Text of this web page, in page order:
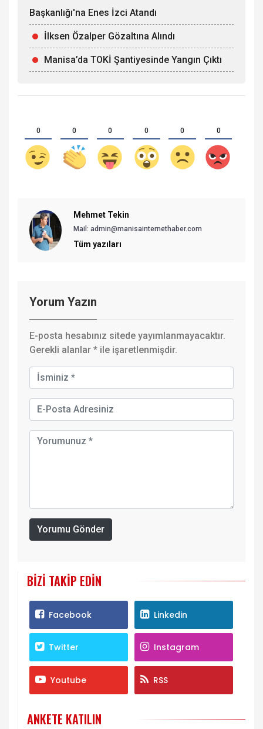
Başkanlığı'na Enes İzci Atandı
İlksen Özalper Gözaltına Alındı
Manisa’da TOKİ Şantiyesinde Yangın Çıktı
0 0 0 0 0 0
Mehmet Tekin
Mail: admin@manisainternethaber.com
Tüm yazıları
Yorum Yazın
E-posta hesabınız sitede yayımlanmayacaktır.
Gerekli alanlar * ile işaretlenmişdir.
Yorumu Gönder
BIZI TAKIP EDIN
Facebook Linkedin
Twitter Instagram
Youtube RSS
ANKETE KATILIN